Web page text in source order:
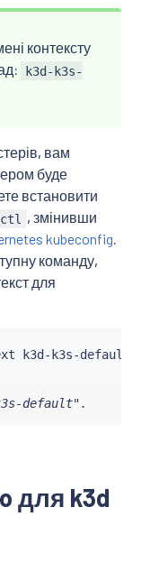
контексту
k3d-k3s-
вам
буде
встановити
, змінивши
kubeconfig.
команду,
для
default".
для k3d